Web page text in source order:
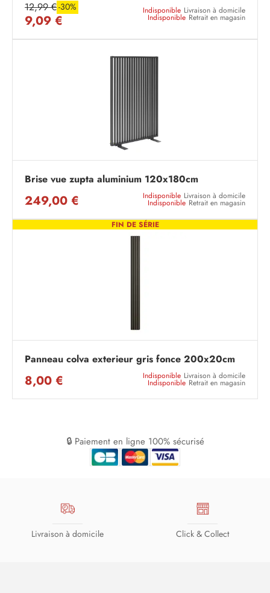
12,99 €-30%
9,09 €
Indisponible Livraison à domicile
Indisponible Retrait en magasin
Brise vue zupta aluminium 120x180cm
249,00 € Indisponible Livraison à domicile
Indisponible Retrait en magasin
FIN DE SÉRIE
Panneau colva exterieur gris fonce 200x20cm
8,00 € Indisponible Livraison à domicile
Indisponible Retrait en magasin
🔒 Paiement en ligne 100% sécurisé
Livraison à domicile Click & Collect